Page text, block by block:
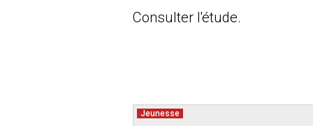
Consulter l'étude.
Jeunesse